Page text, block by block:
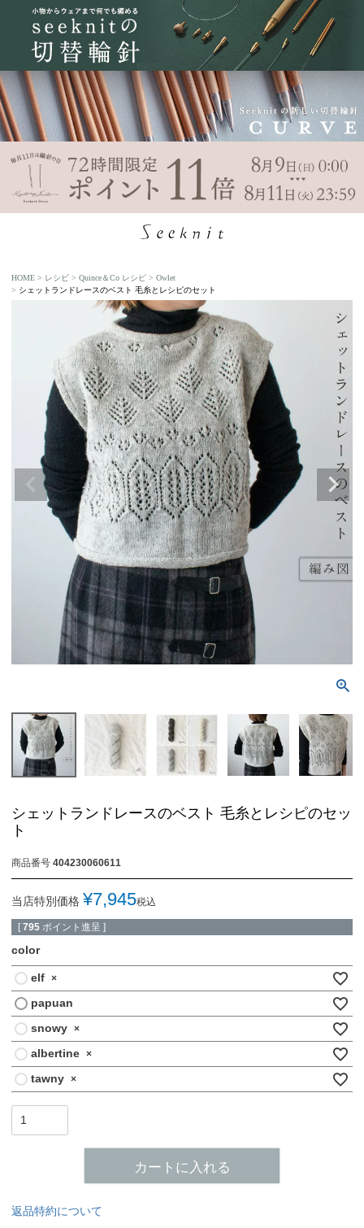
HOME レシピ Quince＆Co レシピ
Owlet
シェットランドレースのベスト 毛糸とレシピのセット
シェットランドレースのベスト 毛糸とレシピのセッ
ト
商品番号 404230060611
当店特別価格 ¥7,945税込
[ 795 ポイント進呈 ]
color
elf ×
papuan
snowy ×
albertine ×
tawny ×
カートに入れる
返品特約について